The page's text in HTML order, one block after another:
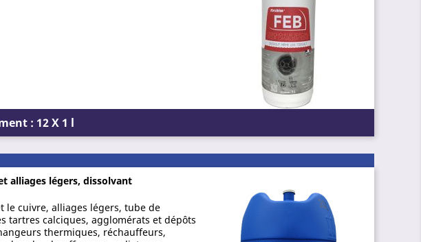
: 12 X 1 l
alliages légers, dissolvant
le cuivre, alliages légers, tube de
tartres calciques, agglomérats et dépôts
thermiques, réchauffeurs,